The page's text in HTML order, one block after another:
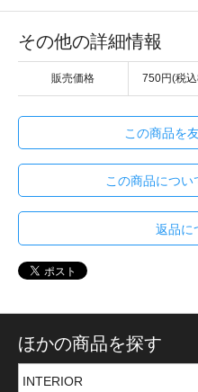
その他の詳細情報
販売価格 750円(税
この商品を
この商品につい
返品に
ほかの商品を探す